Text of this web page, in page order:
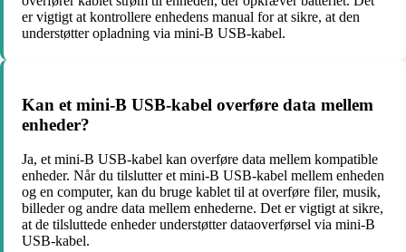
er vigtigt at kontrollere enhedens manual for at sikre, at den
understøtter opladning via mini-B USB-kabel.
Kan et mini-B USB-kabel overføre data mellem
enheder?
Ja, et mini-B USB-kabel kan overføre data mellem kompatible
enheder. Når du tilslutter et mini-B USB-kabel mellem enheden
og en computer, kan du bruge kablet til at overføre filer, musik,
billeder og andre data mellem enhederne. Det er vigtigt at sikre,
at de tilsluttede enheder understøtter dataoverførsel via mini-B
USB-kabel.